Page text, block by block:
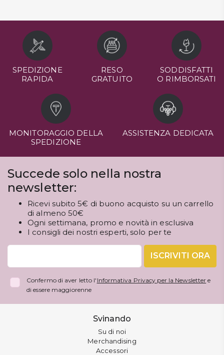
SPEDIZIONE
RAPIDA
RESO
GRATUITO
SODDISFATTI
O RIMBORSATI
MONITORAGGIO DELLA
SPEDIZIONE
ASSISTENZA DEDICATA
Succede solo nella nostra
newsletter:
Ricevi subito 5€ di buono acquisto su un carrello
di almeno 50€
Ogni settimana, promo e novità in esclusiva
I consigli dei nostri esperti, solo per te
ISCRIVITI ORA
Confermo di aver letto l' Informativa Privacy per la Newsletter e
di essere maggiorenne
Svinando
Su di noi
Merchandising
Accessori